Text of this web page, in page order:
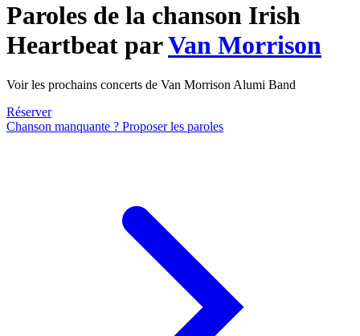
Paroles de la chanson Irish
Heartbeat parVan Morrison
Voir les prochains concerts de Van Morrison Alumi Band
Réserver
Chanson manquante ? Proposer les paroles